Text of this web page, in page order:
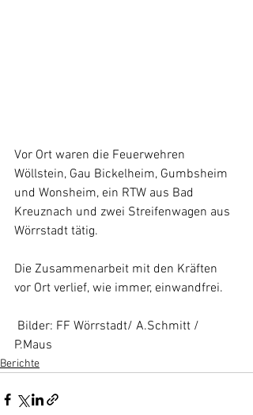
Vor Ort waren die Feuerwehren
Wöllstein, Gau Bickelheim, Gumbsheim
und Wonsheim, ein RTW aus Bad
Kreuznach und zwei Streifenwagen aus
Wörrstadt tätig.
Die Zusammenarbeit mit den Kräften
vor Ort verlief, wie immer, einwandfrei.
P.Maus
Berichte